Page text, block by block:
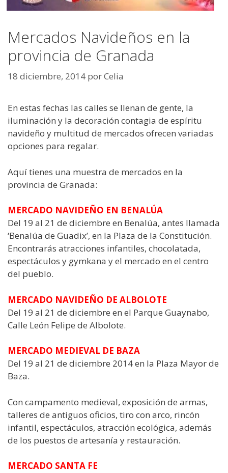
Mercados Navideños en la
provincia de Granada
18 diciembre, 2014 porCelia
En estas fechas las calles se llenan de gente, la
iluminación y la decoración contagia de espíritu
navideño y multitud de mercados ofrecen variadas
opciones para regalar.
Aquí tienes una muestra de mercados en la
provincia de Granada:
MERCADO NAVIDEÑO EN BENALÚA
Del 19 al 21 de diciembre en Benalúa, antes llamada
‘Benalúa de Guadix’, en la Plaza de la Constitución.
Encontrarás atracciones infantiles, chocolatada,
espectáculos y gymkana y el mercado en el centro
del pueblo.
MERCADO NAVIDEÑO DE ALBOLOTE
Del 19 al 21 de diciembre en el Parque Guaynabo,
Calle León Felipe de Albolote.
MERCADO MEDIEVAL DE BAZA
Del 19 al 21 de diciembre 2014 en la Plaza Mayor de
Baza.
Con campamento medieval, exposición de armas,
talleres de antiguos oficios, tiro con arco, rincón
infantil, espectáculos, atracción ecológica, además
de los puestos de artesanía y restauración.
MERCADO SANTA FE